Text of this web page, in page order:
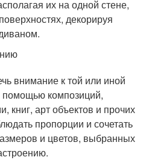
их на одной стене,
декорируя
внимание к той или иной
помощью композиций,
книг, арт объектов и прочих
пропорции и сочетать
и цветов, выбранных